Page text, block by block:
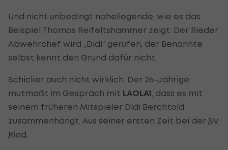
Und nicht unbedingt naheliegende, wie es das
Beispiel Thomas Reifeltshammer zeigt. Der Rieder
Abwehrchef wird „Didi“ gerufen, der Benannte
selbst kennt den Grund dafür nicht.
Schicker auch nicht wirklich. Der 26-Jährige
mutmaßt im Gespräch mit LAOLA1 , dass es mit
seinem früheren Mitspieler Didi Berchtold
zusammenhängt. Aus seiner ersten Zeit bei der SV
Ried